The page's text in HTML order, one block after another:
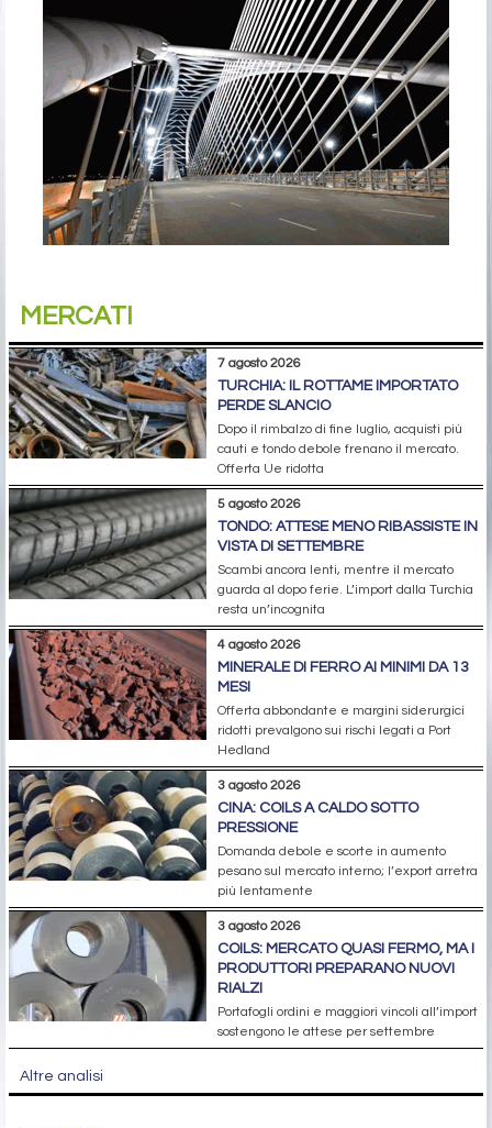
MERCATI
7 agosto 2026
TURCHIA: IL ROTTAME IMPORTATO
PERDE SLANCIO
Dopo il rimbalzo di fine luglio, acquisti più
cauti e tondo debole frenano il mercato.
Offerta Ue ridotta
5 agosto 2026
TONDO: ATTESE MENO RIBASSISTE IN
VISTA DI SETTEMBRE
Scambi ancora lenti, mentre il mercato
guarda al dopo ferie. L’import dalla Turchia
resta un’incognita
4 agosto 2026
MINERALE DI FERRO AI MINIMI DA 13
MESI
Offerta abbondante e margini siderurgici
ridotti prevalgono sui rischi legati a Port
Hedland
3 agosto 2026
CINA: COILS A CALDO SOTTO
PRESSIONE
Domanda debole e scorte in aumento
pesano sul mercato interno; l’export arretra
più lentamente
3 agosto 2026
COILS: MERCATO QUASI FERMO, MA I
PRODUTTORI PREPARANO NUOVI
RIALZI
Portafogli ordini e maggiori vincoli all’import
sostengono le attese per settembre
Altre analisi